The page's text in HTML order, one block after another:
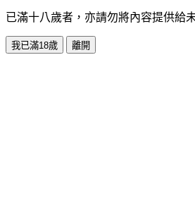
已滿十八歲者，亦請勿將內容提供給
我已滿18歲 離開